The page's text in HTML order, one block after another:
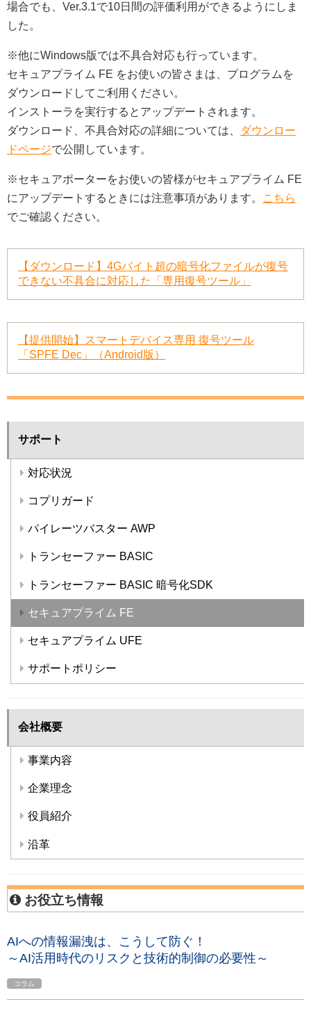
場合でも、Ver.3.1で10日間の評価利用ができるようにしま
した。
※他にWindows版では不具合対応も行っています。
セキュアプライム FE をお使いの皆さまは、プログラムを
ダウンロードしてご利用ください。
インストーラを実行するとアップデートされます。
ダウンロード、不具合対応の詳細については、
ダウンロー
ドページで公開しています。
※セキュアポーターをお使いの皆様がセキュアプライム FE
にアップデートするときには注意事項があります。
こちら
でご確認ください。
【ダウンロード】4Gバイト超の暗号化ファイルが復号
できない不具合に対応した「専用復号ツール」
【提供開始】スマートデバイス専用 復号ツール
「SPFE Dec」（Android版）
サポート
対応状況
コプリガード
パイレーツバスター AWP
トランセーファー BASIC
トランセーファー BASIC 暗号化SDK
セキュアプライム FE
セキュアプライム UFE
サポートポリシー
会社概要
事業内容
企業理念
役員紹介
沿革
お役立ち情報
AIへの情報漏洩は、こうして防ぐ！
～AI活用時代のリスクと技術的制御の必要性～
コラム